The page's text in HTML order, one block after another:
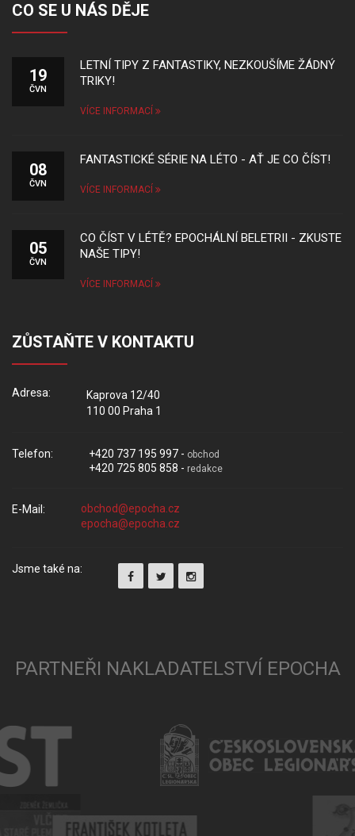
CO SE U NÁS DĚJE
19
ČVN
LETNÍ TIPY Z FANTASTIKY, NEZKOUŠÍME ŽÁDNÝ
TRIKY!
VÍCE INFORMACÍ
08
ČVN
FANTASTICKÉ SÉRIE NA LÉTO - AŤ JE CO ČÍST!
VÍCE INFORMACÍ
05
ČVN
CO ČÍST V LÉTĚ? EPOCHÁLNÍ BELETRII - ZKUSTE
NAŠE TIPY!
VÍCE INFORMACÍ
ZŮSTAŇTE V KONTAKTU
Adresa:
Kaprova 12/40
110 00 Praha 1
Telefon: +420 737 195 997 - obchod
+420 725 805 858 - redakce
E-Mail:
Jsme také na:
PARTNEŘI NAKLADATELSTVÍ EPOCHA